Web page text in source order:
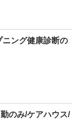
ング健康診断の
のみ/ケアハウス/